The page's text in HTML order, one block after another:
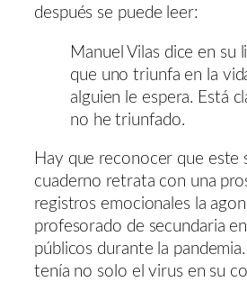
después se puede leer:
Manuel Vilas dice en su
que uno triunfa en la
alguien le espera. Está
no he triunfado.
Hay que reconocer que este
cuaderno retrata con una
registros emocionales la
profesorado de secundaria
públicos durante la
tenía no solo el virus en su